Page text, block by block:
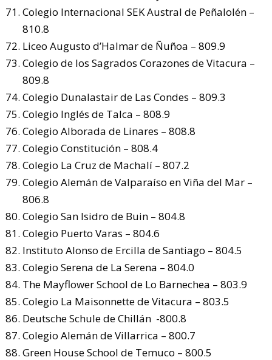
Colegio Internacional SEK Austral de Peñalolén –
810.8
Liceo Augusto d’Halmar de Ñuñoa – 809.9
Colegio de los Sagrados Corazones de Vitacura –
809.8
Colegio Dunalastair de Las Condes – 809.3
Colegio Inglés de Talca – 808.9
Colegio Alborada de Linares – 808.8
Colegio Constitución – 808.4
Colegio La Cruz de Machalí – 807.2
Colegio Alemán de Valparaíso en Viña del Mar –
806.8
Colegio San Isidro de Buin – 804.8
Colegio Puerto Varas – 804.6
Instituto Alonso de Ercilla de Santiago – 804.5
Colegio Serena de La Serena – 804.0
The Mayflower School de Lo Barnechea – 803.9
Colegio La Maisonnette de Vitacura – 803.5
Deutsche Schule de Chillán -800.8
Colegio Alemán de Villarrica – 800.7
Green House School de Temuco – 800.5